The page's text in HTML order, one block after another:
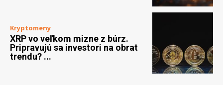
Kryptomeny
XRP vo veľkom mizne z búrz.
Pripravujú sa investori na obrat
trendu? ...